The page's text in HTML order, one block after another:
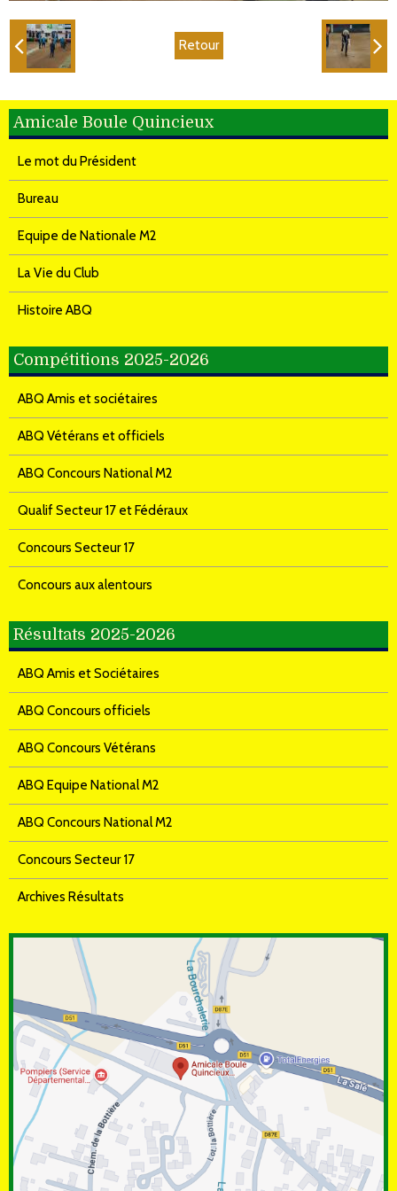
Retour
Amicale Boule Quincieux
Le mot du Président
Bureau
Equipe de Nationale M2
La Vie du Club
Histoire ABQ
Compétitions 2025-2026
ABQ Amis et sociétaires
ABQ Vétérans et officiels
ABQ Concours National M2
Qualif Secteur 17 et Fédéraux
Concours Secteur 17
Concours aux alentours
Résultats 2025-2026
ABQ Amis et Sociétaires
ABQ Concours officiels
ABQ Concours Vétérans
ABQ Equipe National M2
ABQ Concours National M2
Concours Secteur 17
Archives Résultats